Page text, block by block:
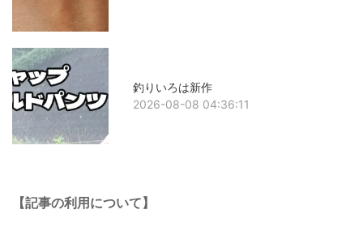
釣りいろは新作
2026-08-08 04:36:11
【記事の利用について】